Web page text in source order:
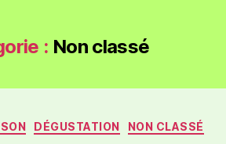
: Non classé
DÉGUSTATION NON CLASSÉ